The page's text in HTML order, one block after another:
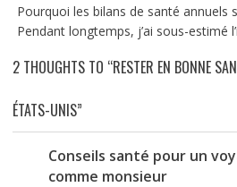
Pourquoi les bilans de santé annuels
Pendant longtemps, j’ai sous-estimé
2 THOUGHTS TO “RESTER EN BONNE
ÉTATS-UNIS”
Conseils santé pour un
comme monsieur